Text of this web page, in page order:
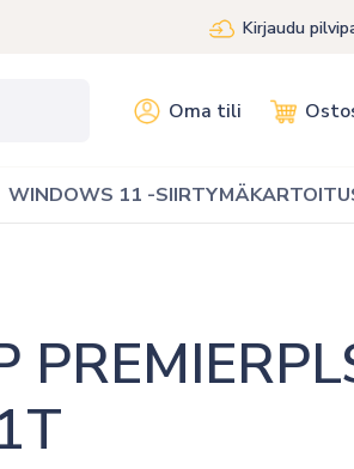
Kirjaudu
Oma tili
WINDOWS 11 -